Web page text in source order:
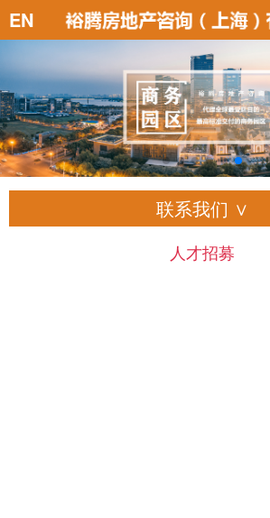
EN
联系我们 ∨
人才招募